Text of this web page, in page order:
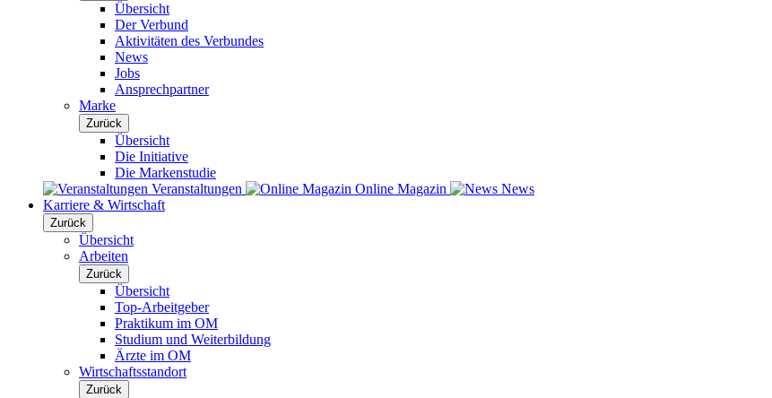
Übersicht
Der Verbund
Aktivitäten des Verbundes
News
Jobs
Ansprechpartner
Marke
Zurück
Übersicht
Die Initiative
Die Markenstudie
Veranstaltungen
Online Magazin
News
Karriere & Wirtschaft
Zurück
Übersicht
Arbeiten
Zurück
Übersicht
Top-Arbeitgeber
Praktikum im OM
Studium und Weiterbildung
Ärzte im OM
Wirtschaftsstandort
Zurück